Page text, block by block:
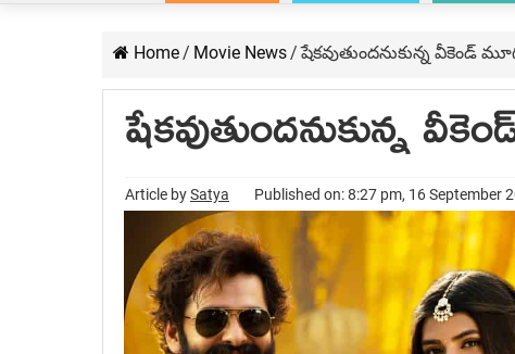
Home/ Movie News/ షేకవుతుందనుకున్న వీకెండ్
షేకవుతుందనుకున్న
Article bySatya Published on: 8:27 pm, 16 September